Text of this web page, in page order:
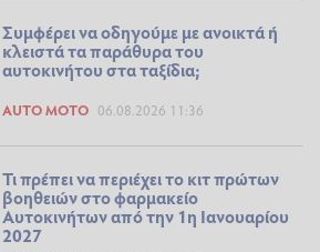
Συμφέρει να οδηγούμε με ανοικτά ή
κλειστά τα παράθυρα του
αυτοκινήτου στα ταξίδια;
AUTO MOTO 06.08.2026 11:36
Τι πρέπει να περιέχει το κιτ πρώτων
βοηθειών στο φαρμακείο
Αυτοκινήτων από την 1η Ιανουαρίου
2027